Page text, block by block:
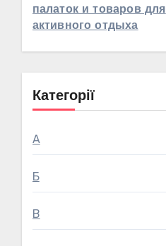
палаток и товаров для
активного отдыха
Категорії
А
Б
В